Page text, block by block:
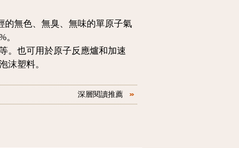
的無色、無臭、無味的單原子氣
。也可用於原子反應爐和加速
沫塑料。
深層閱讀推薦